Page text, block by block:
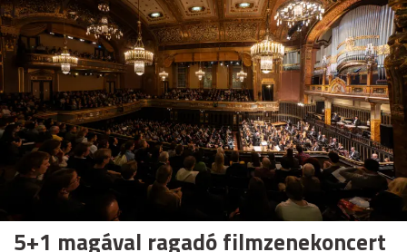
5+1 magával ragadó filmzenekoncert